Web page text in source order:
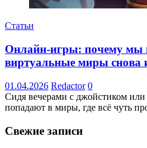
Статьи
Онлайн-игры: почему мы
виртуальные миры снова
01.04.2026 Redactor 0
Сидя вечерами с джойстиком
попадают в миры, где всё чуть
Свежие записи